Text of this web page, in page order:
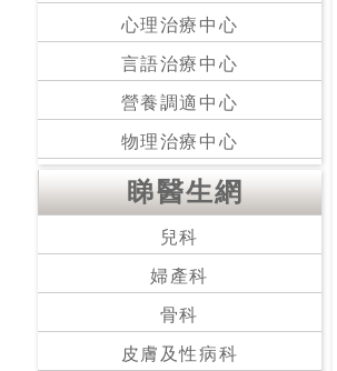
心理治療中心
言語治療中心
營養調適中心
物理治療中心
睇醫生網
兒科
婦產科
骨科
皮膚及性病科